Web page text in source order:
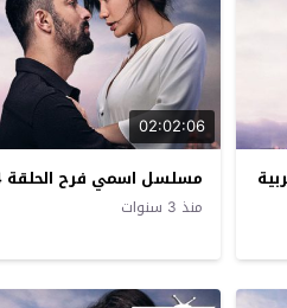
02:02:06
مسلسل اسمي فرح الحلقة 24 مترجم للعربية
منذ 3 سنوات